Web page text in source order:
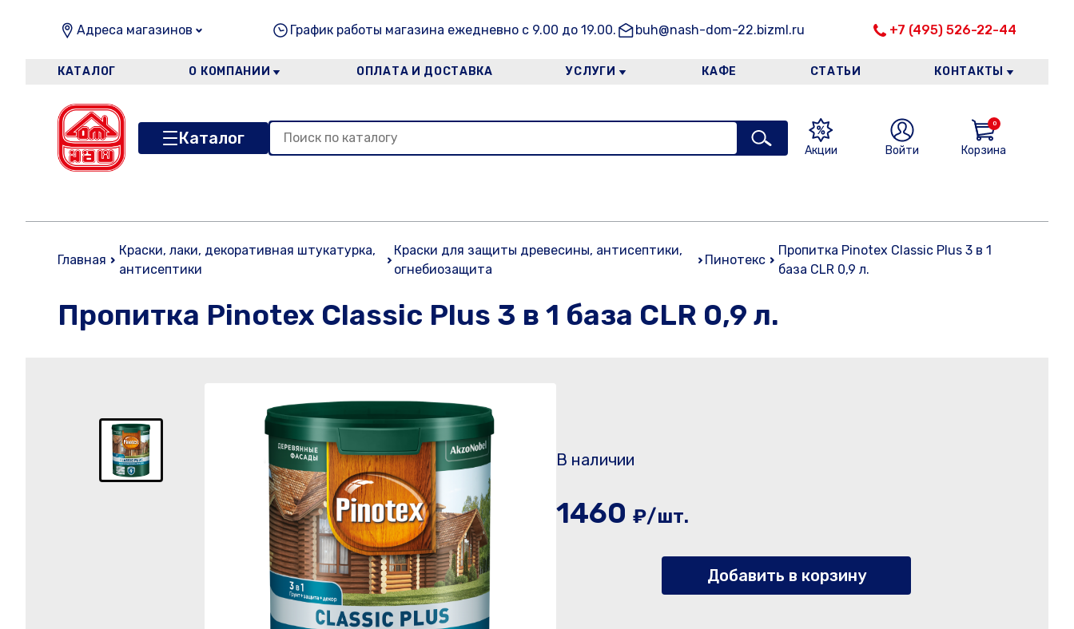
Адреса магазинов График работы магазина ежедневно с 9.00 до 19.00. buh@nash-dom-22.bizml.ru +7 (495) 526-22-44
КАТАЛОГ О КОМПАНИИ ОПЛАТА И ДОСТАВКА УСЛУГИ КАФЕ СТАТЬИ КОНТАКТЫ
Каталог
Акции Войти Корзина
0
Главная
Краски, лаки, декоративная штукатурка,
антисептики
Краски для защиты древесины, антисептики,
огнебиозащита
Пинотекс
Пропитка Pinotex Classic Plus 3 в 1
база CLR 0,9 л.
Пропитка Pinotex Classic Plus 3 в 1 база CLR 0,9 л.
В наличии
1460 ₽/шт.
Добавить в корзину